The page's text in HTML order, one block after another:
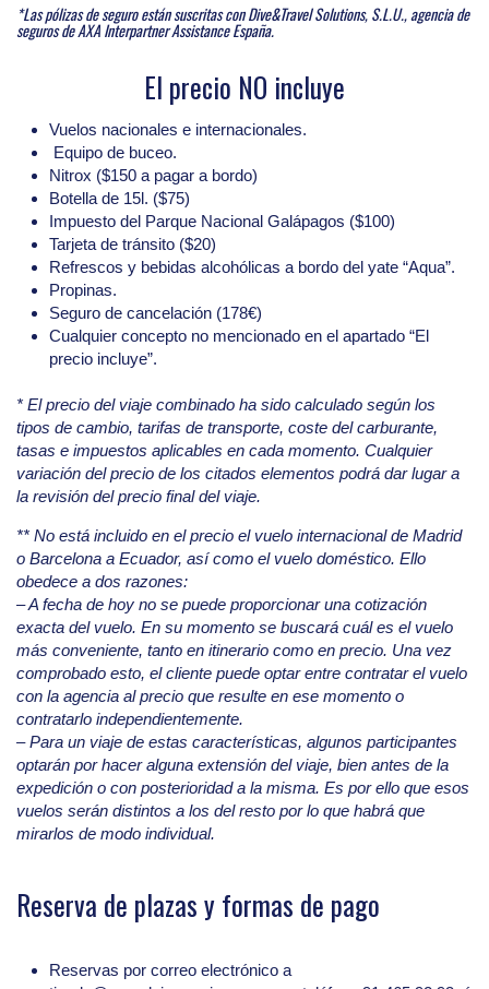
*Las pólizas de seguro están suscritas con Dive&Travel Solutions, S.L.U., agencia de
seguros de AXA Interpartner Assistance España.
El precio NO incluye
Vuelos nacionales e internacionales.
Equipo de buceo.
Nitrox ($150 a pagar a bordo)
Botella de 15l. ($75)
Impuesto del Parque Nacional Galápagos ($100)
Tarjeta de tránsito ($20)
Refrescos y bebidas alcohólicas a bordo del yate “Aqua”.
Propinas.
Seguro de cancelación (178€)
Cualquier concepto no mencionado en el apartado “El
precio incluye”.
* El precio del viaje combinado ha sido calculado según los
tipos de cambio, tarifas de transporte, coste del carburante,
tasas e impuestos aplicables en cada momento. Cualquier
variación del precio de los citados elementos podrá dar lugar a
la revisión del precio final del viaje.
** No está incluido en el precio el vuelo internacional de Madrid
o Barcelona a Ecuador, así como el vuelo doméstico. Ello
obedece a dos razones:
– A fecha de hoy no se puede proporcionar una cotización
exacta del vuelo. En su momento se buscará cuál es el vuelo
más conveniente, tanto en itinerario como en precio. Una vez
comprobado esto, el cliente puede optar entre contratar el vuelo
con la agencia al precio que resulte en ese momento o
contratarlo independientemente.
– Para un viaje de estas características, algunos participantes
optarán por hacer alguna extensión del viaje, bien antes de la
expedición o con posterioridad a la misma. Es por ello que esos
vuelos serán distintos a los del resto por lo que habrá que
mirarlos de modo individual.
Reserva de plazas y formas de pago
Reservas por correo electrónico a